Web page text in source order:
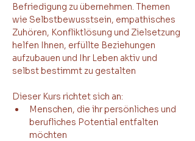
Befriedigung zu übernehmen. Themen
wie Selbstbewusstsein, empathisches
Zuhören, Konfliktlösung und Zielsetzung
helfen Ihnen, erfüllte Beziehungen
aufzubauen und Ihr Leben aktiv und
selbst bestimmt zu gestalten
Dieser Kurs richtet sich an:
Menschen, die ihr persönliches und
berufliches Potential entfalten
möchten